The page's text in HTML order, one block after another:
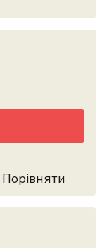
Порівняти